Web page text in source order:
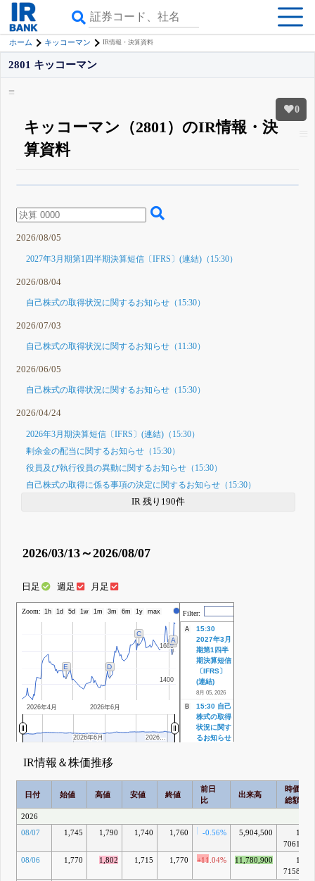
ホーム キッコーマン IR情報・決算資料
0
2801 キッコーマン
キッコーマン（2801）のIR情報・決
算資料
詳しく見られる無料でβ版をはじめる
登録すると永久30%OFFと米株版の先行利用も付きます
2026/08/05
2027年3月期第1四半期決算短信〔IFRS〕(連結)（15:30）
2026/08/04
自己株式の取得状況に関するお知らせ（15:30）
2026/07/03
自己株式の取得状況に関するお知らせ（11:30）
2026/06/05
自己株式の取得状況に関するお知らせ（15:30）
2026/04/24
2026年3月期決算短信〔IFRS〕(連結)（15:30）
剰余金の配当に関するお知らせ（15:30）
役員及び執行役員の異動に関するお知らせ（15:30）
自己株式の取得に係る事項の決定に関するお知らせ（15:30）
IR 残り190件
2026/03/13～2026/08/07
日足 週足 月足
Zoom: 1h 1d 5d 1w 1m 3m 6m 1y max 株価
2026年4月 2026年6月
1400
1400
1600
1600
E D
C
BA
2026年6月
2026年6月 2026…
2026…
Filter:
A
15:30
2027年3月
期第1四半
期決算短信
〔IFRS〕
(連結)
8月 05, 2026
B
15:30 自己
株式の取得
状況に関す
るお知らせ
状況に関す
るお知らせ
7月 03, 2026
株式の取得
るお知らせ
6月 05, 2026
IR情報＆株価推移
日付 始値 高値 安値 終値
前日
比
出来高
時価
総額
2026
08/07
1,745 1,790 1,740 1,760 -0.56% 5,904,500
1兆
7061億
08/06
1,770 1,802 1,715 1,770 +11.04% 11,780,900
1兆
7158億